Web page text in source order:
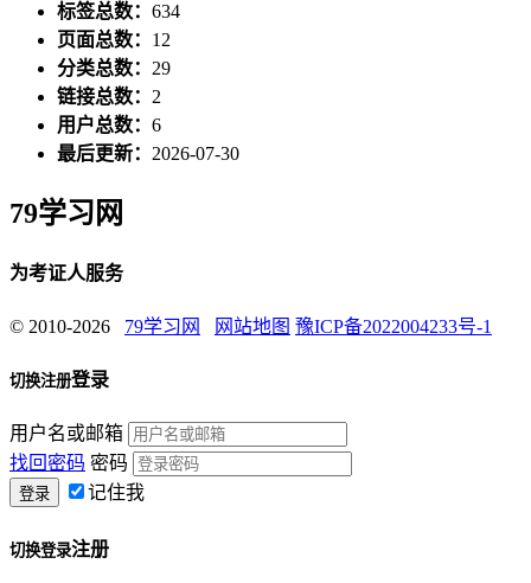
标签总数： 634
页面总数： 12
分类总数： 29
链接总数： 2
用户总数： 6
最后更新： 2026-07-30
79学习网
为考证人服务
© 2010-2026 79学习网 网站地图 豫ICP备2022004233号-1
切换注册登录
用户名或邮箱
找回密码 密码
记住我
切换登录注册